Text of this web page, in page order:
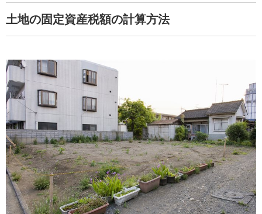
土地の固定資産税額の計算方法